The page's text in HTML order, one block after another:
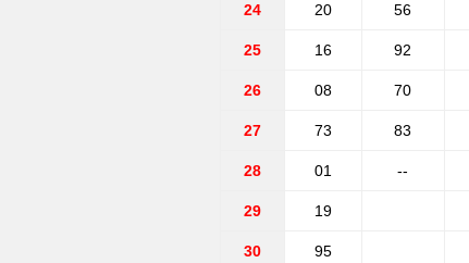
24 20 56
25 16 92
26 08 70
27 73 83
28 01 --
29 19
30 95